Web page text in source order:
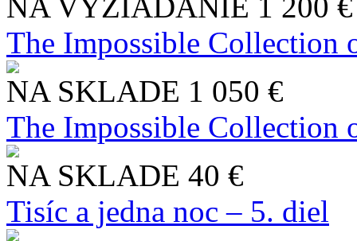
The Impossible Collection
NA SKLADE 1 050 €
The Impossible Collection
NA SKLADE 40 €
Tisíc a jedna noc – 5. diel